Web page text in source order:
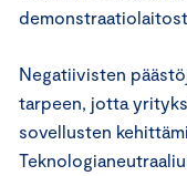
Negatiivisten
tarpeen, jotta
sovellusten